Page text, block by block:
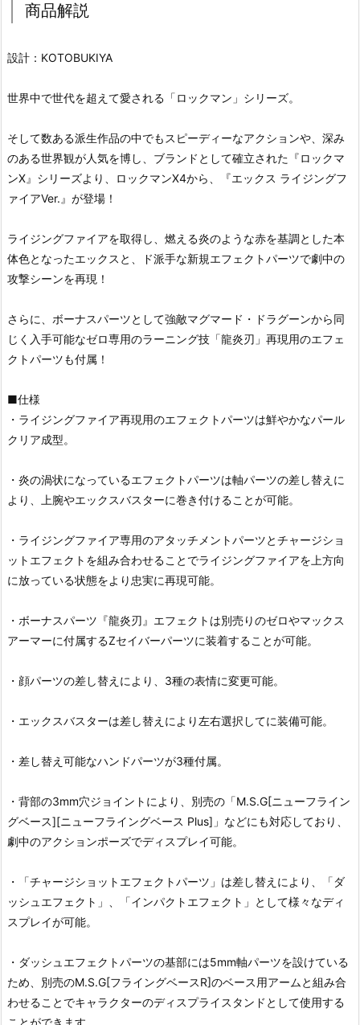
商品解説
設計：KOTOBUKIYA
世界中で世代を超えて愛される「ロックマン」シリーズ。
そして数ある派生作品の中でもスピーディーなアクションや、深み
のある世界観が人気を博し、ブランドとして確立された『ロックマ
ンX』シリーズより、ロックマンX4から、『エックス ライジングフ
ァイアVer.』が登場！
ライジングファイアを取得し、燃える炎のような赤を基調とした本
体色となったエックスと、ド派手な新規エフェクトパーツで劇中の
攻撃シーンを再現！
さらに、ボーナスパーツとして強敵マグマード・ドラグーンから同
じく入手可能なゼロ専用のラーニング技「龍炎刃」再現用のエフェ
クトパーツも付属！
■仕様
・ライジングファイア再現用のエフェクトパーツは鮮やかなパール
クリア成型。
・炎の渦状になっているエフェクトパーツは軸パーツの差し替えに
より、上腕やエックスバスターに巻き付けることが可能。
・ライジングファイア専用のアタッチメントパーツとチャージショ
ットエフェクトを組み合わせることでライジングファイアを上方向
に放っている状態をより忠実に再現可能。
・ボーナスパーツ『龍炎刃』エフェクトは別売りのゼロやマックス
アーマーに付属するZセイバーパーツに装着することが可能。
・顔パーツの差し替えにより、3種の表情に変更可能。
・エックスバスターは差し替えにより左右選択してに装備可能。
・差し替え可能なハンドパーツが3種付属。
・背部の3mm穴ジョイントにより、別売の「M.S.G[ニューフライン
グベース][ニューフライングベース Plus]」などにも対応しており、
劇中のアクションポーズでディスプレイ可能。
・「チャージショットエフェクトパーツ」は差し替えにより、「ダ
ッシュエフェクト」、「インパクトエフェクト」として様々なディ
スプレイが可能。
・ダッシュエフェクトパーツの基部には5mm軸パーツを設けている
ため、別売のM.S.G[フライングベースR]のベース用アームと組み合
わせることでキャラクターのディスプライスタンドとして使用する